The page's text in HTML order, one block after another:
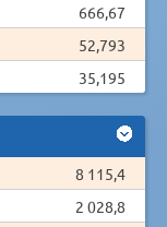
666,67
52,793
35,195
8 115,4
2 028,8